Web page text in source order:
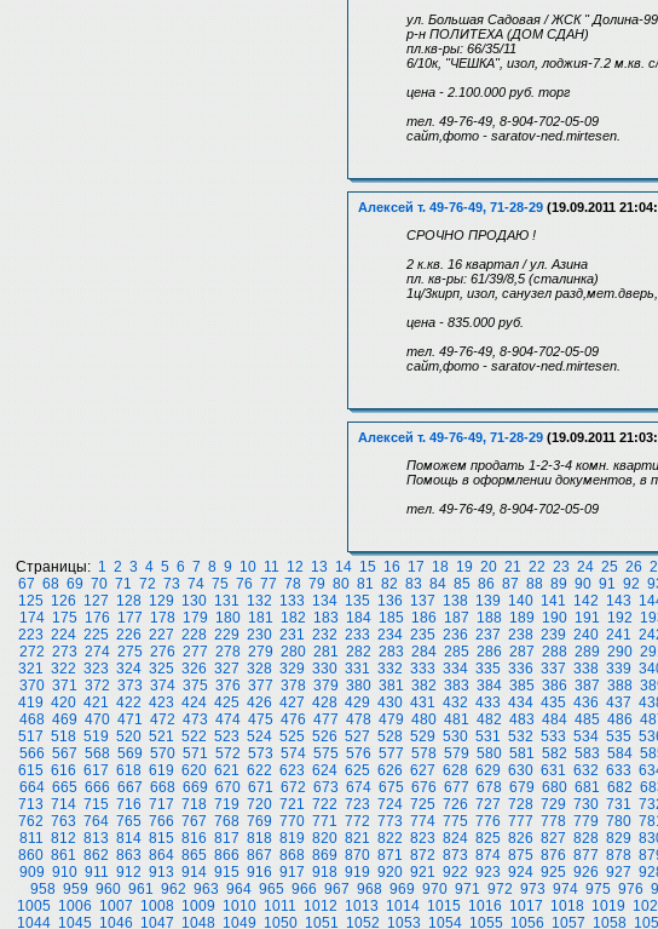
ул. Большая Садовая / ЖСК " Долина-
р-н ПОЛИТЕХА (ДОМ СДАН)
пл.кв-ры: 66/35/11
6/10к, "ЧЕШКА", изол, лоджия-7.2
цена - 2.100.000 руб. торг
тел. 49-76-49, 8-904-702-05-09
сайт,фото - saratov-ned.mirtesen.
Алексей т. 49-76-49, 71-28-29 (19.09.2011
СРОЧНО ПРОДАЮ !
2 к.кв. 16 квартал / ул. Азина
пл. кв-ры: 61/39/8,5 (сталинка)
1ц/3кирп, изол, санузел
цена - 835.000 руб.
тел. 49-76-49, 8-904-702-05-09
сайт,фото - saratov-ned.mirtesen.
Алексей т. 49-76-49, 71-28-29 (19.09.2011
Поможем продать 1-2-3-4 комн.
Помощь в оформлении документов, в
тел. 49-76-49, 8-904-702-05-09
Страницы: 1 2 3 4 5 6 7 8 9 10 11 12 13 14 15 16 17 18 19 20 21 22 23 24 25 26
67 68 69 70 71 72 73 74 75 76 77 78 79 80 81 82 83 84 85 86 87 88 89 90 91 92
125 126 127 128 129 130 131 132 133 134 135 136 137 138 139 140 141 142 143
174 175 176 177 178 179 180 181 182 183 184 185 186 187 188 189 190 191 192
223 224 225 226 227 228 229 230 231 232 233 234 235 236 237 238 239 240 241
272 273 274 275 276 277 278 279 280 281 282 283 284 285 286 287 288 289 290
321 322 323 324 325 326 327 328 329 330 331 332 333 334 335 336 337 338 339
370 371 372 373 374 375 376 377 378 379 380 381 382 383 384 385 386 387 388
419 420 421 422 423 424 425 426 427 428 429 430 431 432 433 434 435 436 437
468 469 470 471 472 473 474 475 476 477 478 479 480 481 482 483 484 485 486
517 518 519 520 521 522 523 524 525 526 527 528 529 530 531 532 533 534 535
566 567 568 569 570 571 572 573 574 575 576 577 578 579 580 581 582 583 584
615 616 617 618 619 620 621 622 623 624 625 626 627 628 629 630 631 632 633
664 665 666 667 668 669 670 671 672 673 674 675 676 677 678 679 680 681 682
713 714 715 716 717 718 719 720 721 722 723 724 725 726 727 728 729 730 731
762 763 764 765 766 767 768 769 770 771 772 773 774 775 776 777 778 779 780
811 812 813 814 815 816 817 818 819 820 821 822 823 824 825 826 827 828 829
860 861 862 863 864 865 866 867 868 869 870 871 872 873 874 875 876 877 878
909 910 911 912 913 914 915 916 917 918 919 920 921 922 923 924 925 926 927
958 959 960 961 962 963 964 965 966 967 968 969 970 971 972 973 974 975 976
1005 1006 1007 1008 1009 1010 1011 1012 1013 1014 1015 1016 1017 1018 1019
1044 1045 1046 1047 1048 1049 1050 1051 1052 1053 1054 1055 1056 1057 1058